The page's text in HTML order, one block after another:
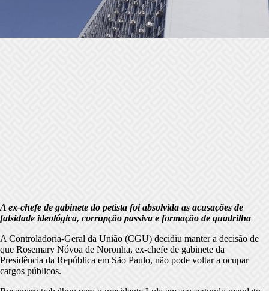
A ex-chefe de gabinete do petista foi absolvida as acusações de
falsidade ideológica, corrupção passiva e formação de quadrilha
A Controladoria-Geral da União (CGU) decidiu manter a decisão de
que Rosemary Nóvoa de Noronha, ex-chefe de gabinete da
Presidência da República em São Paulo, não pode voltar a ocupar
cargos públicos.